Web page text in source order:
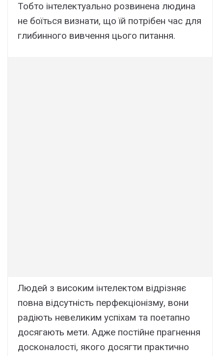
Тобто інтелектуально розвинена людина
не боїться визнати, що їй потрібен час для
глибинного вивчення цього питання.
Людей з високим інтелектом відрізняє
повна відсутність перфекціонізму, вони
радіють невеликим успіхам та поетапно
досягають мети. Адже постійне прагнення
досконалості, якого досягти практично